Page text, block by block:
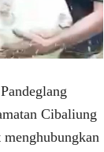
Cibaliung